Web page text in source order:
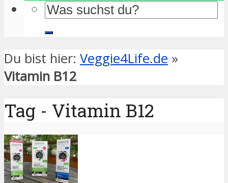
Du bist hier: Veggie4Life.de »
Vitamin B12
Tag - Vitamin B12